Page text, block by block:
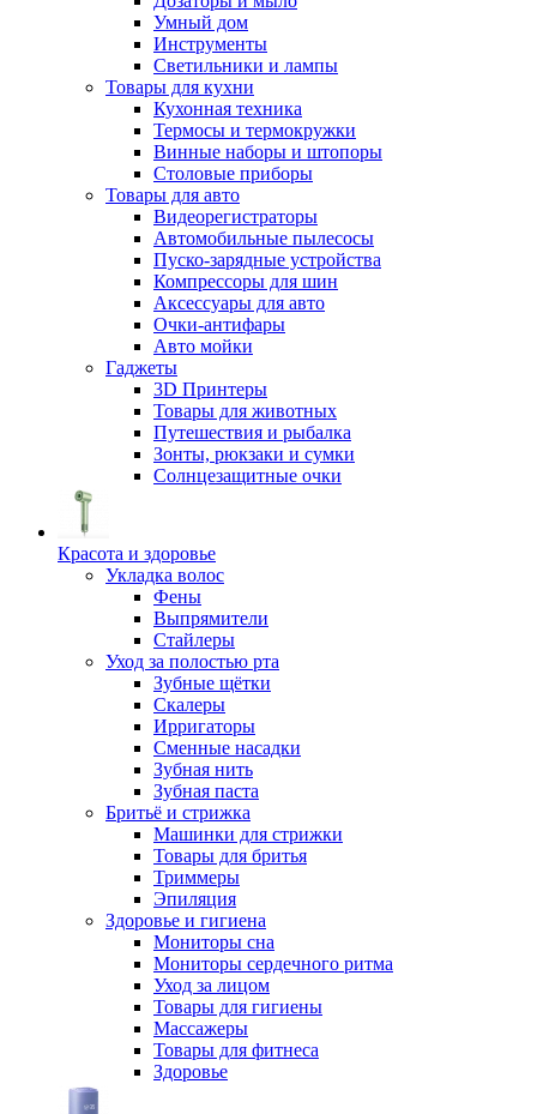
Умный дом
Инструменты
Светильники и лампы
Товары для кухни
Кухонная техника
Термосы и термокружки
Винные наборы и штопоры
Столовые приборы
Товары для авто
Видеорегистраторы
Автомобильные пылесосы
Пуско-зарядные устройства
Компрессоры для шин
Аксессуары для авто
Очки-антифары
Авто мойки
Гаджеты
3D Принтеры
Товары для животных
Путешествия и рыбалка
Зонты, рюкзаки и сумки
Солнцезащитные очки
Красота и здоровье
Укладка волос
Фены
Выпрямители
Стайлеры
Уход за полостью рта
Зубные щётки
Скалеры
Ирригаторы
Сменные насадки
Зубная нить
Зубная паста
Бритьё и стрижка
Машинки для стрижки
Товары для бритья
Триммеры
Эпиляция
Здоровье и гигиена
Мониторы сна
Мониторы сердечного ритма
Уход за лицом
Товары для гигиены
Массажеры
Товары для фитнеса
Здоровье